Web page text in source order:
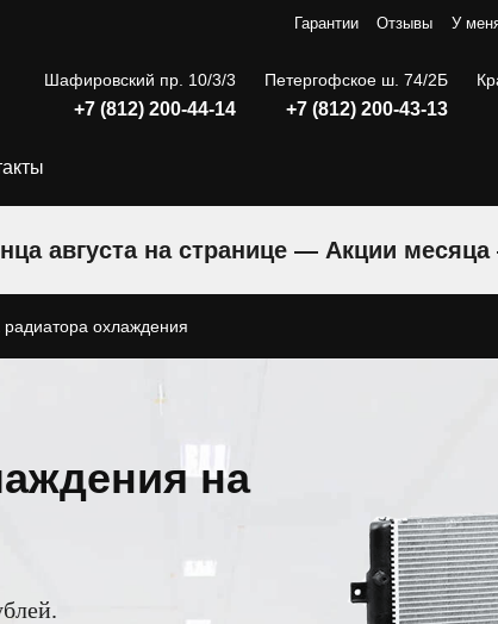
Гарантии Отзывы У
Шафировский пр. 10/3/3
+7 (812) 200-44-14
Петергофское ш. 74/2Б
+7 (812) 200-43-13
августа на странице — Акции
охлаждения
на